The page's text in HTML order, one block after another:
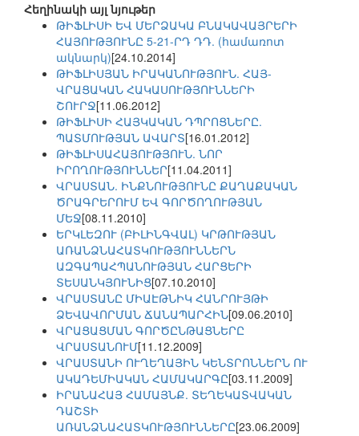
Հեղինակի այլ նյութեր
ԹԻՖԼԻՍԻ ԵՎ ՄԵՐՁԱԿԱ ԲՆԱԿԱՎԱՅՐԵՐԻ
ՀԱՅՈՒԹՅՈՒՆԸ 5-21-ՐԴ ԴԴ. (համառոտ
ակնարկ)[24.10.2014]
ԹԻՖԼԻՍՅԱՆ ԻՐԱԿԱՆՈՒԹՅՈՒՆ. ՀԱՅ-
ՎՐԱՑԱԿԱՆ ՀԱԿԱՍՈՒԹՅՈՒՆՆԵՐԻ
ՇՈՒՐՋ[11.06.2012]
ԹԻՖԼԻՍԻ ՀԱՅԿԱԿԱՆ ԴՊՐՈՑՆԵՐԸ.
ՊԱՏՄՈՒԹՅԱՆ ԱՎԱՐՏ[16.01.2012]
ԹԻՖԼԻՍԱՀԱՅՈՒԹՅՈՒՆ. ՆՈՐ
ԻՐՈՂՈՒԹՅՈՒՆՆԵՐ[11.04.2011]
ՎՐԱՍՏԱՆ. ԻՆՔՆՈՒԹՅՈՒՆԸ ՔԱՂԱՔԱԿԱՆ
ԾՐԱԳՐԵՐՈՒՄ ԵՎ ԳՈՐԾՈՂՈՒԹՅԱՆ
ՄԵՋ[08.11.2010]
ԵՐԿԼԵԶՈՒ (ԲԻԼԻՆԳՎԱԼ) ԿՐԹՈՒԹՅԱՆ
ԱՌԱՆՁՆԱՀԱՏԿՈՒԹՅՈՒՆՆԵՐՆ
ԱԶԳԱՊԱՀՊԱՆՈՒԹՅԱՆ ՀԱՐՑԵՐԻ
ՏԵՍԱՆԿՅՈՒՆԻՑ[07.10.2010]
ՎՐԱՍՏԱՆԸ ՄԻԱԷԹՆԻԿ ՀԱՆՐՈՒՅԹԻ
ՁԵՎԱՎՈՐՄԱՆ ՃԱՆԱՊԱՐՀԻՆ[09.06.2010]
ՎՐԱՑԱՑՄԱՆ ԳՈՐԾԸՆԹԱՑՆԵՐԸ
ՎՐԱՍՏԱՆՈՒՄ[11.12.2009]
ՎՐԱՍՏԱՆԻ ՈՒՂԵՂԱՅԻՆ ԿԵՆՏՐՈՆՆԵՐՆ ՈՒ
ԱԿԱԴԵՄԻԱԿԱՆ ՀԱՄԱԿԱՐԳԸ[03.11.2009]
ԻՐԱՆԱՀԱՅ ՀԱՄԱՅՆՔ. ՏԵՂԵԿԱՏՎԱԿԱՆ
ԴԱՇՏԻ
ԱՌԱՆՁՆԱՀԱՏԿՈՒԹՅՈՒՆՆԵՐԸ[23.06.2009]